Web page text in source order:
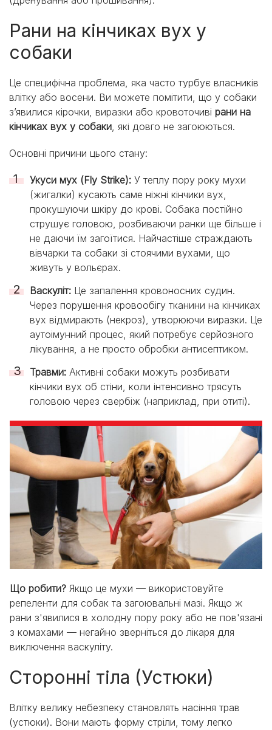
Рани на кінчиках вух у
собаки
Це специфічна проблема, яка часто турбує власників
влітку або восени. Ви можете помітити, що у собаки
з’явилися кірочки, виразки або кровоточиві рани на
кінчиках вух у собаки , які довго не загоюються.
Основні причини цього стану:
Укуси мух (Fly Strike): У теплу пору року мухи
(жигалки) кусають саме ніжні кінчики вух,
прокушуючи шкіру до крові. Собака постійно
струшує головою, розбиваючи ранки ще більше і
не даючи їм загоїтися. Найчастіше страждають
вівчарки та собаки зі стоячими вухами, що
живуть у вольєрах.
Васкуліт: Це запалення кровоносних судин.
Через порушення кровообігу тканини на кінчиках
вух відмирають (некроз), утворюючи виразки. Це
аутоімунний процес, який потребує серйозного
лікування, а не просто обробки антисептиком.
Травми: Активні собаки можуть розбивати
кінчики вух об стіни, коли інтенсивно трясуть
головою через свербіж (наприклад, при отиті).
Що робити? Якщо це мухи — використовуйте
репеленти для собак та загоювальні мазі. Якщо ж
рани з'явилися в холодну пору року або не пов'язані
з комахами — негайно зверніться до лікаря для
виключення васкуліту.
Сторонні тіла (Устюки)
Влітку велику небезпеку становлять насіння трав
(устюки). Вони мають форму стріли, тому легко